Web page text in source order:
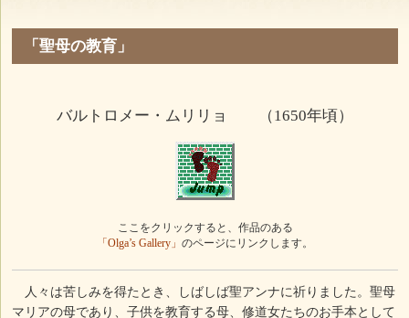
「聖母の教育」
バルトロメー・ムリリョ （1650年頃）
ここをクリックすると、作品のある
「Olga’s Gallery」 のページにリンクします。
人々は苦しみを得たとき、しばしば聖アンナに祈りました。聖母
マリアの母であり、子供を教育する母、修道女たちのお手本として